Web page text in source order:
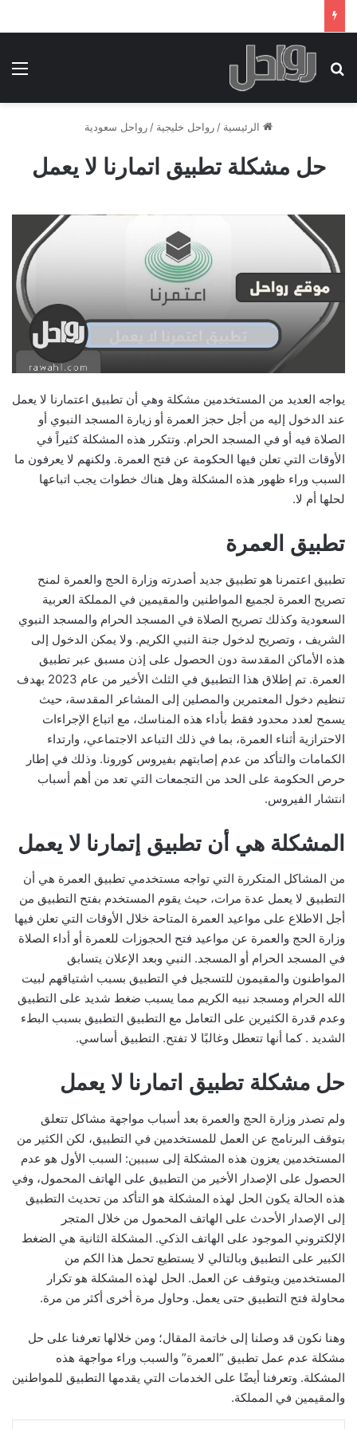
بحث عن
الرئيسية / رواحل خليجية / رواحل سعودية
حل مشكلة تطبيق اتمارنا لا يعمل
يواجه العديد من المستخدمين مشكلة وهي أن تطبيق اعتمارنا لا يعمل
عند الدخول إليه من أجل حجز العمرة أو زيارة المسجد النبوي أو
الصلاة فيه أو في المسجد الحرام. وتتكرر هذه المشكلة كثيراً في
الأوقات التي تعلن فيها الحكومة عن فتح العمرة. ولكنهم لا يعرفون ما
السبب وراء ظهور هذه المشكلة وهل هناك خطوات يجب اتباعها
لحلها أم لا.
تطبيق العمرة
تطبيق اعتمرنا هو تطبيق جديد أصدرته وزارة الحج والعمرة لمنح
تصريح العمرة لجميع المواطنين والمقيمين في المملكة العربية
السعودية وكذلك تصريح الصلاة في المسجد الحرام والمسجد النبوي
الشريف ، وتصريح لدخول جنة النبي الكريم. ولا يمكن الدخول إلى
هذه الأماكن المقدسة دون الحصول على إذن مسبق عبر تطبيق
العمرة. تم إطلاق هذا التطبيق في الثلث الأخير من عام 2023 بهدف
تنظيم دخول المعتمرين والمصلين إلى المشاعر المقدسة، حيث
يسمح لعدد محدود فقط بأداء هذه المناسك، مع اتباع الإجراءات
الاحترازية أثناء العمرة، بما في ذلك التباعد الاجتماعي، وارتداء
الكمامات والتأكد من عدم إصابتهم بفيروس كورونا. وذلك في إطار
حرص الحكومة على الحد من التجمعات التي تعد من أهم أسباب
انتشار الفيروس.
المشكلة هي أن تطبيق إتمارنا لا يعمل
من المشاكل المتكررة التي تواجه مستخدمي تطبيق العمرة هي أن
التطبيق لا يعمل عدة مرات، حيث يقوم المستخدم بفتح التطبيق من
أجل الاطلاع على مواعيد العمرة المتاحة خلال الأوقات التي تعلن فيها
وزارة الحج والعمرة عن مواعيد فتح الحجوزات للعمرة أو أداء الصلاة
في المسجد الحرام أو المسجد. النبي وبعد الإعلان يتسابق
المواطنون والمقيمون للتسجيل في التطبيق بسبب اشتياقهم لبيت
الله الحرام ومسجد نبيه الكريم مما يسبب ضغط شديد على التطبيق
وعدم قدرة الكثيرين على التعامل مع التطبيق التطبيق بسبب البطء
الشديد . كما أنها تتعطل وغالبًا لا تفتح. التطبيق أساسي.
حل مشكلة تطبيق اتمارنا لا يعمل
ولم تصدر وزارة الحج والعمرة بعد أسباب مواجهة مشاكل تتعلق
بتوقف البرنامج عن العمل للمستخدمين في التطبيق، لكن الكثير من
المستخدمين يعزون هذه المشكلة إلى سببين: السبب الأول هو عدم
الحصول على الإصدار الأخير من التطبيق على الهاتف المحمول، وفي
هذه الحالة يكون الحل لهذه المشكلة هو التأكد من تحديث التطبيق
إلى الإصدار الأحدث على الهاتف المحمول من خلال المتجر
الإلكتروني الموجود على الهاتف الذكي. المشكلة الثانية هي الضغط
الكبير على التطبيق وبالتالي لا يستطيع تحمل هذا الكم من
المستخدمين ويتوقف عن العمل. الحل لهذه المشكلة هو تكرار
محاولة فتح التطبيق حتى يعمل. وحاول مرة أخرى أكثر من مرة.
وهنا نكون قد وصلنا إلى خاتمة المقال؛ ومن خلالها تعرفنا على حل
مشكلة عدم عمل تطبيق “العمرة” والسبب وراء مواجهة هذه
المشكلة. وتعرفنا أيضًا على الخدمات التي يقدمها التطبيق للمواطنين
والمقيمين في المملكة.